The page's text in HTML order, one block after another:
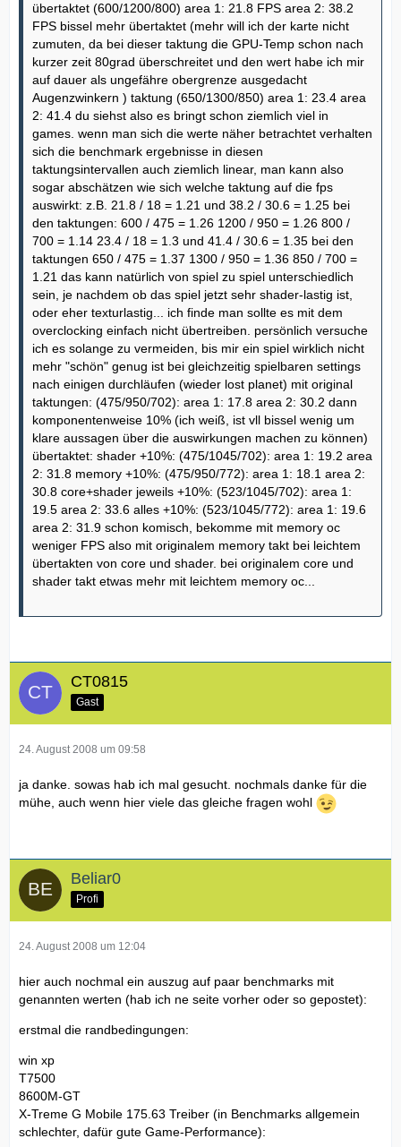
übertaktet (600/1200/800) area 1: 21.8 FPS area 2: 38.2
FPS bissel mehr übertaktet (mehr will ich der karte nicht
zumuten, da bei dieser taktung die GPU-Temp schon nach
kurzer zeit 80grad überschreitet und den wert habe ich mir
auf dauer als ungefähre obergrenze ausgedacht
Augenzwinkern ) taktung (650/1300/850) area 1: 23.4 area
2: 41.4 du siehst also es bringt schon ziemlich viel in
games. wenn man sich die werte näher betrachtet verhalten
sich die benchmark ergebnisse in diesen
taktungsintervallen auch ziemlich linear, man kann also
sogar abschätzen wie sich welche taktung auf die fps
auswirkt: z.B. 21.8 / 18 = 1.21 und 38.2 / 30.6 = 1.25 bei
den taktungen: 600 / 475 = 1.26 1200 / 950 = 1.26 800 /
700 = 1.14 23.4 / 18 = 1.3 und 41.4 / 30.6 = 1.35 bei den
taktungen 650 / 475 = 1.37 1300 / 950 = 1.36 850 / 700 =
1.21 das kann natürlich von spiel zu spiel unterschiedlich
sein, je nachdem ob das spiel jetzt sehr shader-lastig ist,
oder eher texturlastig... ich finde man sollte es mit dem
overclocking einfach nicht übertreiben. persönlich versuche
ich es solange zu vermeiden, bis mir ein spiel wirklich nicht
mehr "schön" genug ist bei gleichzeitig spielbaren settings
nach einigen durchläufen (wieder lost planet) mit original
taktungen: (475/950/702): area 1: 17.8 area 2: 30.2 dann
komponentenweise 10% (ich weiß, ist vll bissel wenig um
klare aussagen über die auswirkungen machen zu können)
übertaktet: shader +10%: (475/1045/702): area 1: 19.2 area
2: 31.8 memory +10%: (475/950/772): area 1: 18.1 area 2:
30.8 core+shader jeweils +10%: (523/1045/702): area 1:
19.5 area 2: 33.6 alles +10%: (523/1045/772): area 1: 19.6
area 2: 31.9 schon komisch, bekomme mit memory oc
weniger FPS also mit originalem memory takt bei leichtem
übertakten von core und shader. bei originalem core und
shader takt etwas mehr mit leichtem memory oc...
CT0815
Gast
24. August 2008 um 09:58
ja danke. sowas hab ich mal gesucht. nochmals danke für die
mühe, auch wenn hier viele das gleiche fragen wohl
Beliar0
Profi
24. August 2008 um 12:04
hier auch nochmal ein auszug auf paar benchmarks mit
genannten werten (hab ich ne seite vorher oder so gepostet):
erstmal die randbedingungen:
win xp
T7500
8600M-GT
X-Treme G Mobile 175.63 Treiber (in Benchmarks allgemein
schlechter, dafür gute Game-Performance):